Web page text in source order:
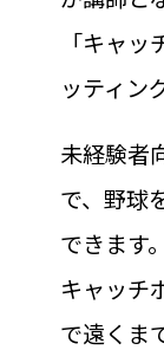
「キャ
ッティン
未経験者
で、野球
できます
キャッチ
で遠くま